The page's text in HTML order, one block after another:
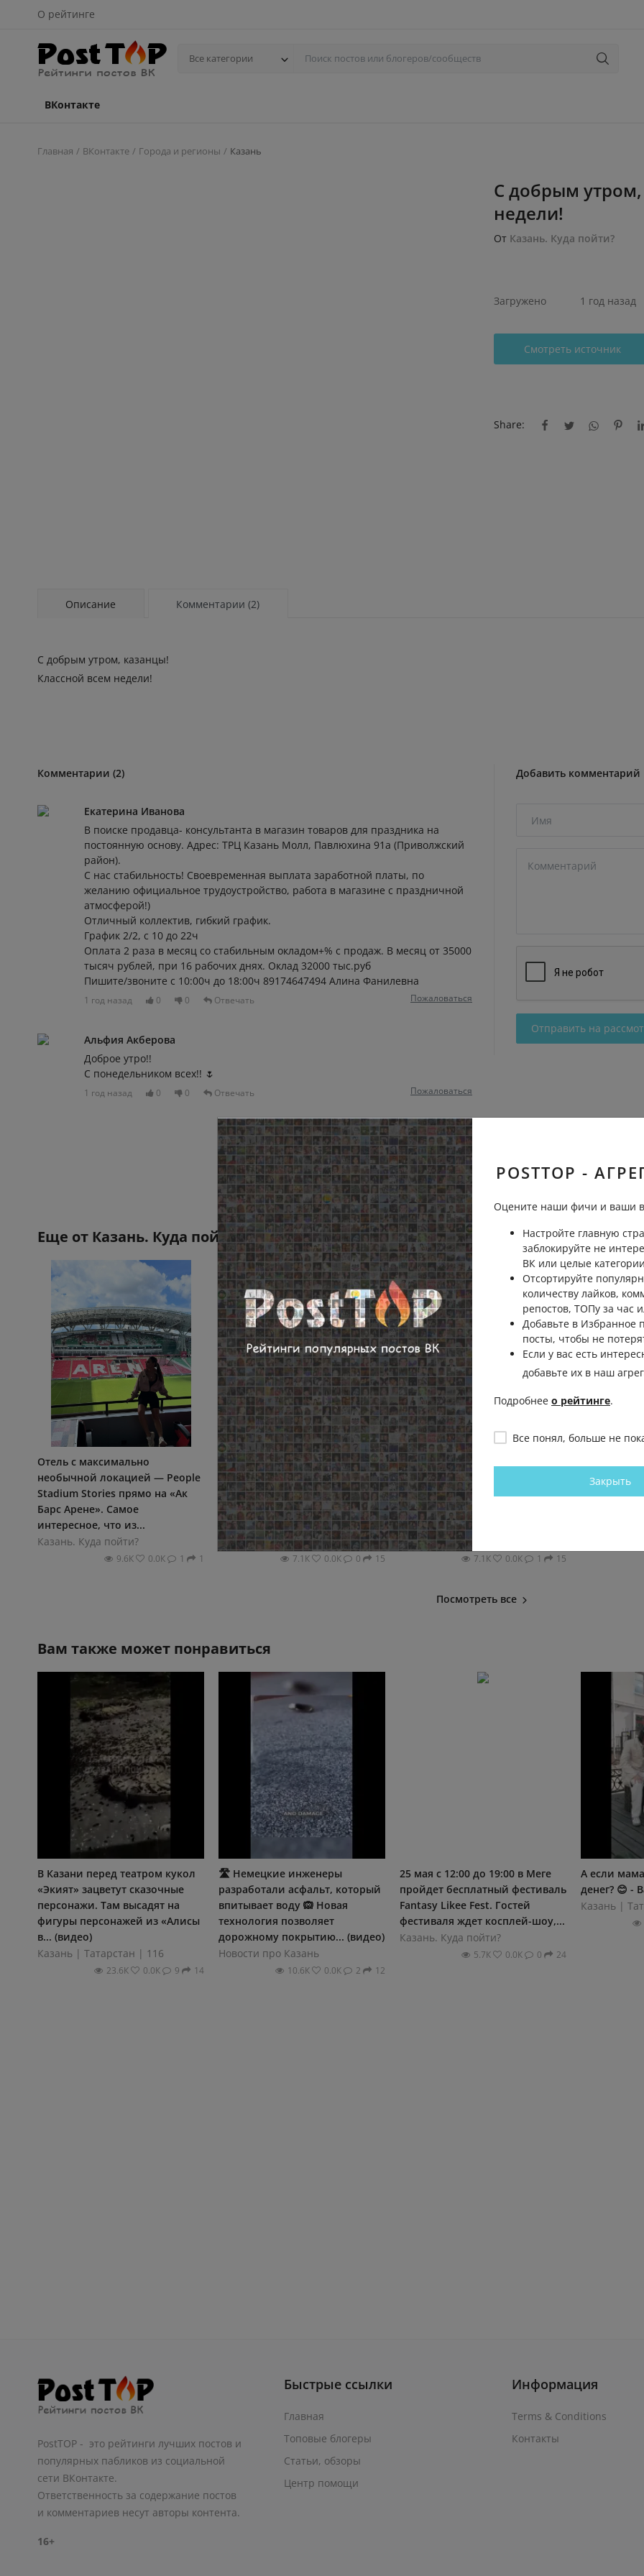
О рейтинге
Все категории
ВКонтакте
Главная ВКонтакте Города и регионы Казань
С добрым
недели!
От Казань. Куда пойти?
Загружено 1 год назад
Смотреть источник
Share:
Описание Комментарии (2)
С добрым утром, казанцы!
Классной всем недели!
Комментарии (2)
Екатерина Иванова
В поиске продавца- консультанта в магазин товаров для праздника на
постоянную основу. Адрес: ТРЦ Казань Молл, Павлюхина 91а (Приволжский
район).
С нас стабильность! Своевременная выплата заработной платы, по
желанию официальное трудоустройство, работа в магазине с праздничной
атмосферой!)
Отличный коллектив, гибкий график.
График 2/2, с 10 до 22ч
Оплата 2 раза в месяц со стабильным окладом+% с продаж. В месяц от 35000
тысяч рублей, при 16 рабочих днях. Оклад 32000 тыс.руб
Пишите/звоните с 10:00ч до 18:00ч 89174647494 Алина Фанилевна
1 год назад 0 0 Отвечать Пожаловаться
Альфия Акберова
Доброе утро!!
С понедельником всех!! 🌷
1 год назад 0 0 Отвечать Пожаловаться
Добавить комментарий
Отправить на
Еще от Казань. Куда пойти?
Отель с максимально
необычной локацией — People
Stadium Stories прямо на «Ак
Барс Арене». Самое
интересное, что из...
Казань. Куда пойти?
9.6К 0.0К 1 1
7 августа в 18:30 на сцене парка
Елмай состоится концерт
проекта «Мультибэнд». В
программе — музыка из
советских...
Казань. Куда пойти?
7.1К 0.0К 0 15
16 августа на новой
территории «Река Замбези»
Казанского зооботсада впервые
пройдет празднование
Всемирного дня слонов....
Казань. Куда пойти?
7.1К 0.0К 1 15
даже
Баумана
Посмотреть все
Вам также может понравиться
В Казани перед театром кукол
«Экият» зацветут сказочные
персонажи. Там высадят на
фигуры персонажей из «Алисы
в... (видео)
Казань | Татарстан | 116
23.6К 0.0К 9 14
🛣️ Немецкие инженеры
разработали асфальт, который
впитывает воду 🙉 Новая
технология позволяет
дорожному покрытию... (видео)
Новости про Казань
10.6К 0.0К 2 12
25 мая с 12:00 до 19:00 в Меге
пройдет бесплатный фестиваль
Fantasy Likee Fest. Гостей
фестиваля ждет косплей-шоу,...
Казань. Куда пойти?
5.7К 0.0К 0 24
А если
денег? 😊 -
Казань |
PostTOP - это рейтинги лучших постов и
популярных пабликов из социальной
сети ВКонтакте.
Ответственность за содержание постов
и комментариев несут авторы контента.
16+
Быстрые ссылки
Главная
Топовые блогеры
Статьи, обзоры
Центр помощи
Информация
Terms & Conditions
Контакты
POSTTOP -
Оцените наши фичи и ваши
Настройте главную
заблокируйте не
ВК или целые
Отсортируйте
количеству лайков,
репостов, ТОПу за час
Добавьте в Избранное
посты, чтобы не
Если у вас есть
добавьте их в наш
Подробнее о рейтинге.
Все понял, больше не
Закрыть